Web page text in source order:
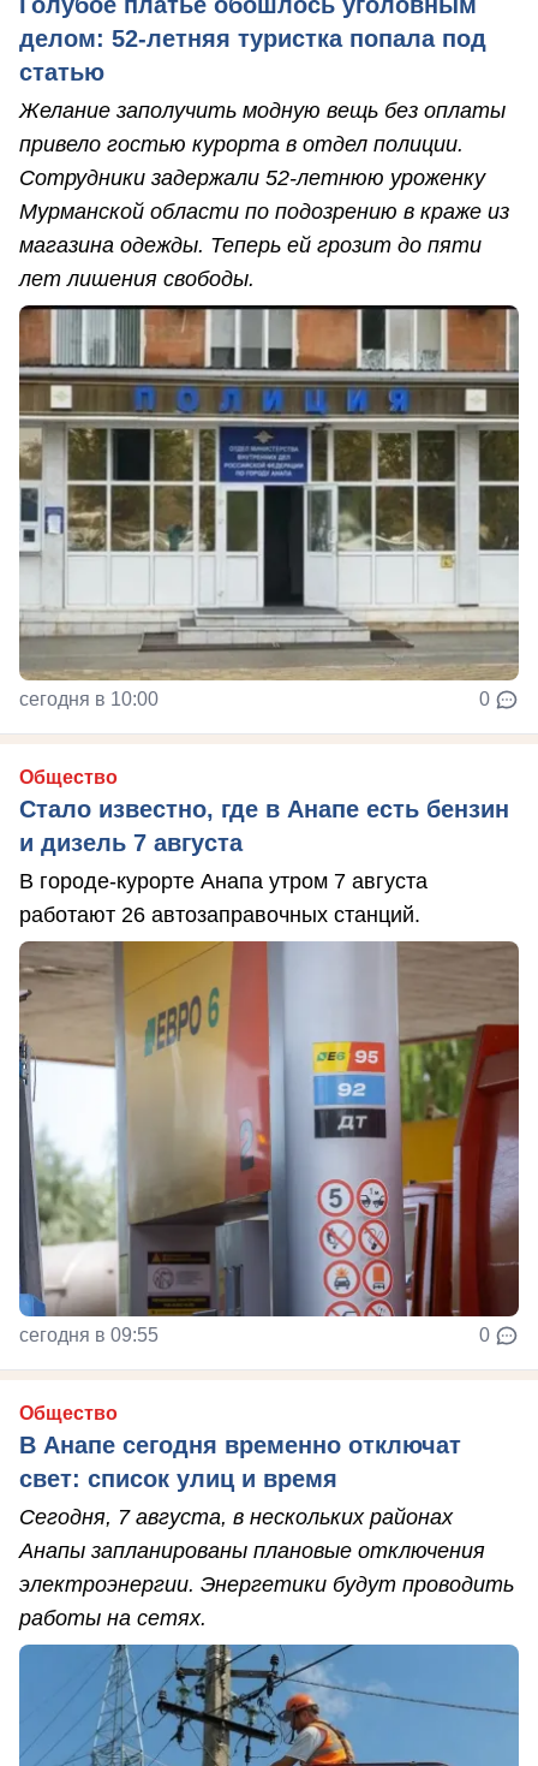
делом: 52-летняя туристка попала под
статью
Желание заполучить модную вещь без оплаты
привело гостью курорта в отдел полиции.
Сотрудники задержали 52-летнюю уроженку
Мурманской области по подозрению в краже из
магазина одежды. Теперь ей грозит до пяти
лет лишения свободы.
сегодня в 10:00 0
Общество
Стало известно, где в Анапе есть бензин
и дизель 7 августа
В городе-курорте Анапа утром 7 августа
работают 26 автозаправочных станций.
сегодня в 09:55 0
Общество
В Анапе сегодня временно отключат
свет: список улиц и время
Сегодня, 7 августа, в нескольких районах
Анапы запланированы плановые отключения
электроэнергии. Энергетики будут проводить
работы на сетях.